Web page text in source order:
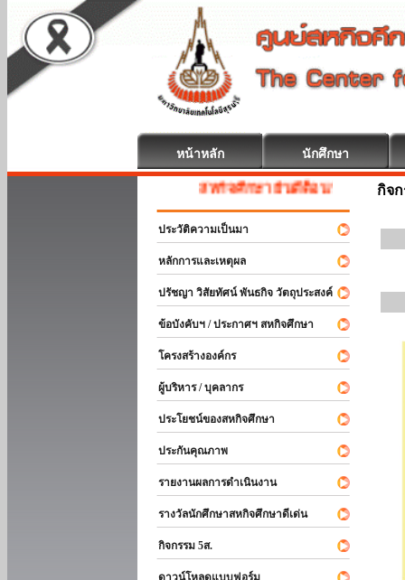
หน้าหลัก นักศึกษา
สหกิจศึกษา ยินดีต้อนรับ
ประวัติความเป็นมา
หลักการและเหตุผล
ปรัชญา วิสัยทัศน์ พันธกิจ วัตถุประสงค์
ข้อบังคับฯ / ประกาศฯ สหกิจศึกษา
โครงสร้างองค์กร
ผู้บริหาร / บุคลากร
ประโยชน์ของสหกิจศึกษา
ประกันคุณภาพ
รายงานผลการดำเนินงาน
รางวัลนักศึกษาสหกิจศึกษาดีเด่น
กิจกรรม 5ส.
ดาวน์โหลดแบบฟอร์ม
กิจ